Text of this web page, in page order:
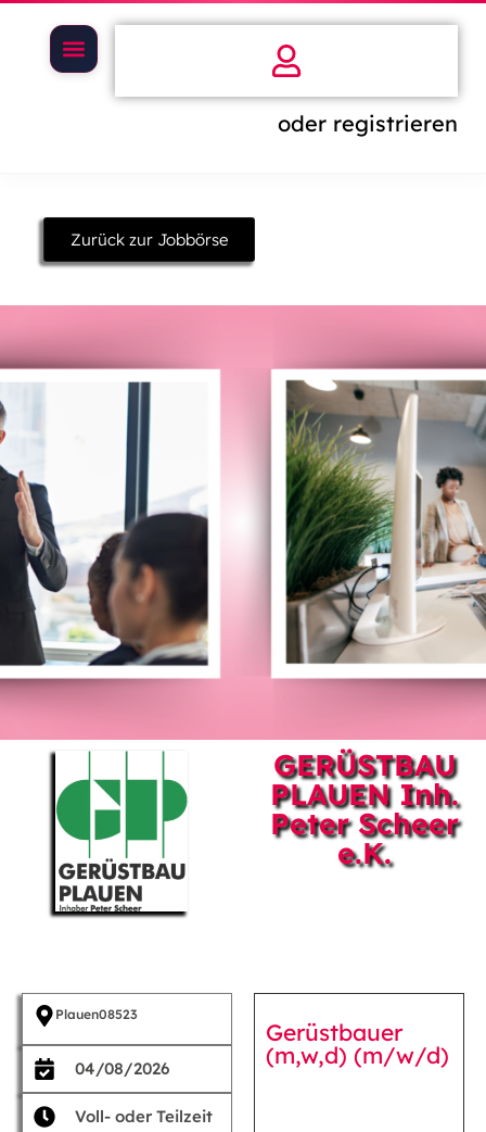
oder registrieren
Zurück zur Jobbörse
GERÜSTBAU
PLAUEN Inh.
Peter Scheer
e.K.
Plauen08523
04/08/2026
Voll- oder Teilzeit
Gerüstbauer
(m,w,d) (m/w/d)